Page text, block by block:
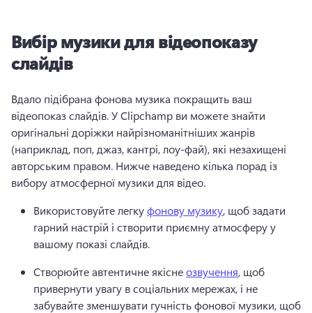
Вибір музики для відеопоказу
слайдів
Вдало підібрана фонова музика покращить ваш
відеопоказ слайдів. У Clipchamp ви можете знайти
оригінальні доріжки найрізноманітніших жанрів
(наприклад, поп, джаз, кантрі, лоу-фай), які незахищені
авторським правом. Нижче наведено кілька порад із
вибору атмосферної музики для відео.
Використовуйте легку фонову музику, щоб задати
гарний настрій і створити приємну атмосферу у
вашому показі слайдів.
Створюйте автентичне якісне озвучення, щоб
привернути увагу в соціальних мережах, і не
забувайте зменшувати гучність фонової музики, щоб